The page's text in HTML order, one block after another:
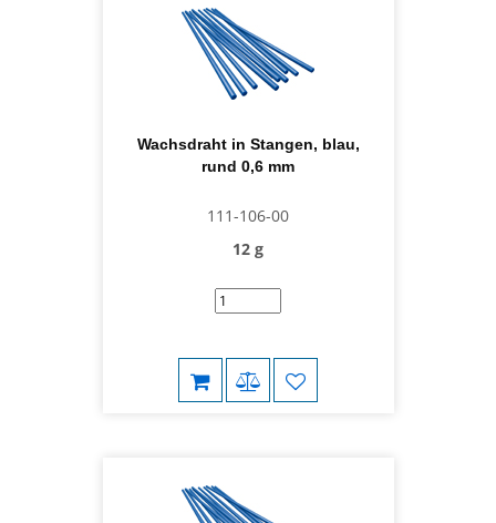
Wachsdraht in Stangen, blau,
rund 0,6 mm
111-106-00
12 g